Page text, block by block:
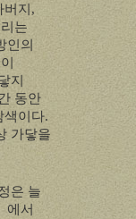
지 ,
는
인의
지
동안
색이다.
가닿을
은 늘
에서